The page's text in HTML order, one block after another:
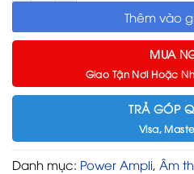
Thêm vào
MUA
Giao Tận Nơi Hoặc
TRẢ GÓP
Visa,
Danh mục: Power Ampli Âm